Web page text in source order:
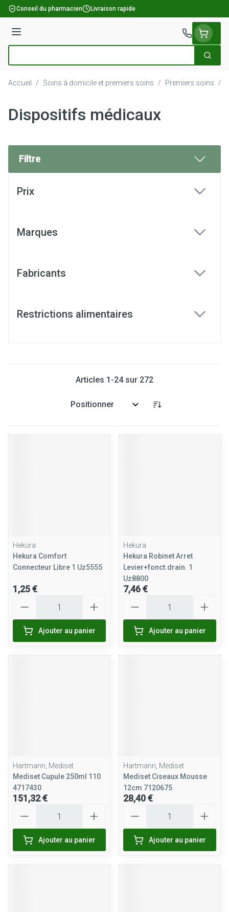
Aller au contenu
Conseil du pharmacien Livraison rapide
Menu
Accueil / Soins à domicile et premiers soins / Premiers soins /
Dispositifs médicaux
Filtre
Prix
Marques
Fabricants
Restrictions alimentaires
Articles 1 -24sur 272
Trier par:
Hekura
Hekura Comfort
Connecteur Libre 1 Uz5555
1,25 €
Ajouter au panier
Hekura
Hekura Robinet Arret
Levier+fonct.drain. 1
Uz8800
7,46 €
Ajouter au panier
Hartmann, Mediset
Mediset Cupule 250ml 110
4717430
151,32 €
Ajouter au panier
Hartmann, Mediset
Mediset Ciseaux Mousse
12cm 7120675
28,40 €
Ajouter au panier